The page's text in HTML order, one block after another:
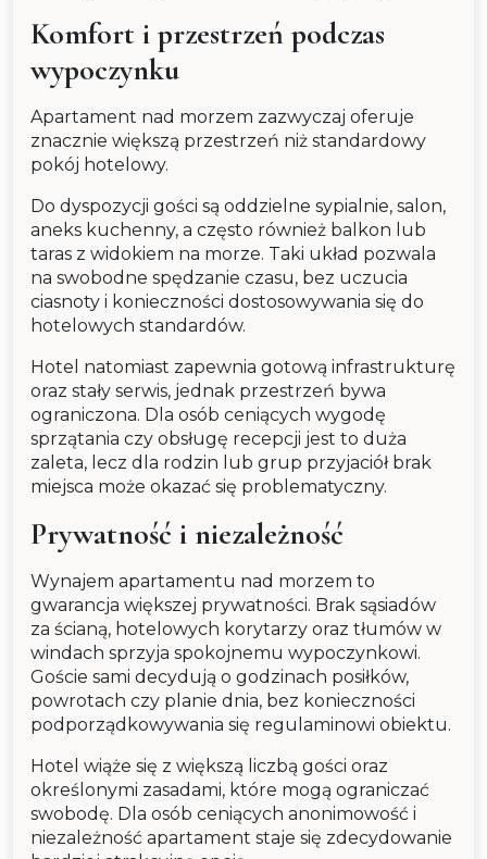
Komfort i przestrzeń podczas
wypoczynku
Apartament nad morzem zazwyczaj oferuje
znacznie większą przestrzeń niż standardowy
pokój hotelowy.
Do dyspozycji gości są oddzielne sypialnie, salon,
aneks kuchenny, a często również balkon lub
taras z widokiem na morze. Taki układ pozwala
na swobodne spędzanie czasu, bez uczucia
ciasnoty i konieczności dostosowywania się do
hotelowych standardów.
Hotel natomiast zapewnia gotową infrastrukturę
oraz stały serwis, jednak przestrzeń bywa
ograniczona. Dla osób ceniących wygodę
sprzątania czy obsługę recepcji jest to duża
zaleta, lecz dla rodzin lub grup przyjaciół brak
miejsca może okazać się problematyczny.
Prywatność i niezależność
Wynajem apartamentu nad morzem to
gwarancja większej prywatności. Brak sąsiadów
za ścianą, hotelowych korytarzy oraz tłumów w
windach sprzyja spokojnemu wypoczynkowi.
Goście sami decydują o godzinach posiłków,
powrotach czy planie dnia, bez konieczności
podporządkowywania się regulaminowi obiektu.
Hotel wiąże się z większą liczbą gości oraz
określonymi zasadami, które mogą ograniczać
swobodę. Dla osób ceniących anonimowość i
niezależność apartament staje się zdecydowanie